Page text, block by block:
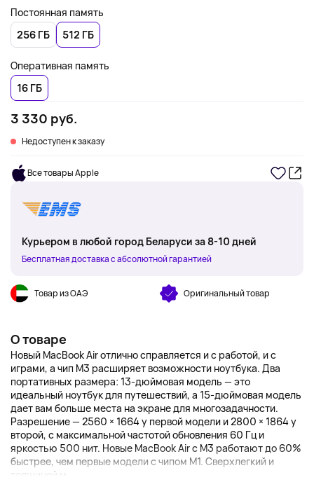
Постоянная память
256 ГБ
512 ГБ
Оперативная память
16 ГБ
3 330 руб.
Недоступен к заказу
Все товары Apple
Курьером в любой город Беларуси за 8-10 дней
Бесплатная доставка с абсолютной гарантией
Товар из ОАЭ Оригинальный товар
О товаре
Новый MacBook Air отлично справляется и с работой, и с
играми, а чип M3 расширяет возможности ноутбука. Два
портативных размера: 13-дюймовая модель — это
идеальный ноутбук для путешествий, а 15-дюймовая модель
дает вам больше места на экране для многозадачности.
Разрешение — 2560 × 1664 у первой модели и 2800 × 1864 у
второй, с максимальной частотой обновления 60 Гц и
яркостью 500 нит. Новые MacBook Air с M3 работают до 60%
быстрее, чем первые модели с чипом M1. Сверхлегкий и
толщиной м...